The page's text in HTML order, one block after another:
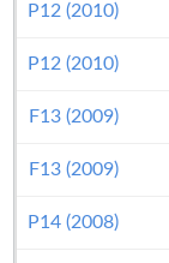
P12 (2010)
P12 (2010)
F13 (2009)
F13 (2009)
P14 (2008)